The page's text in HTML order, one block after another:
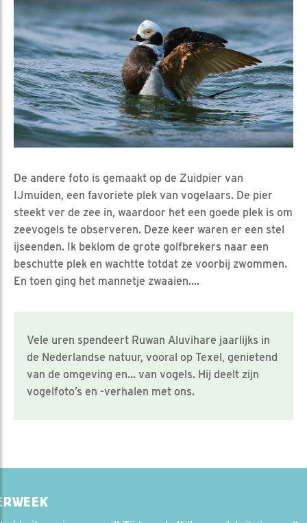
De andere foto is gemaakt op de Zuidpier van
IJmuiden, een favoriete plek van vogelaars. De pier
steekt ver de zee in, waardoor het een goede plek is om
zeevogels te observeren. Deze keer waren er een stel
ijseenden. Ik beklom de grote golfbrekers naar een
beschutte plek en wachtte totdat ze voorbij zwommen.
En toen ging het mannetje zwaaien….
Vele uren spendeert Ruwan Aluvihare jaarlijks in
de Nederlandse natuur, vooral op Texel, genietend
van de omgeving en… van vogels. Hij deelt zijn
vogelfoto’s en -verhalen met ons.